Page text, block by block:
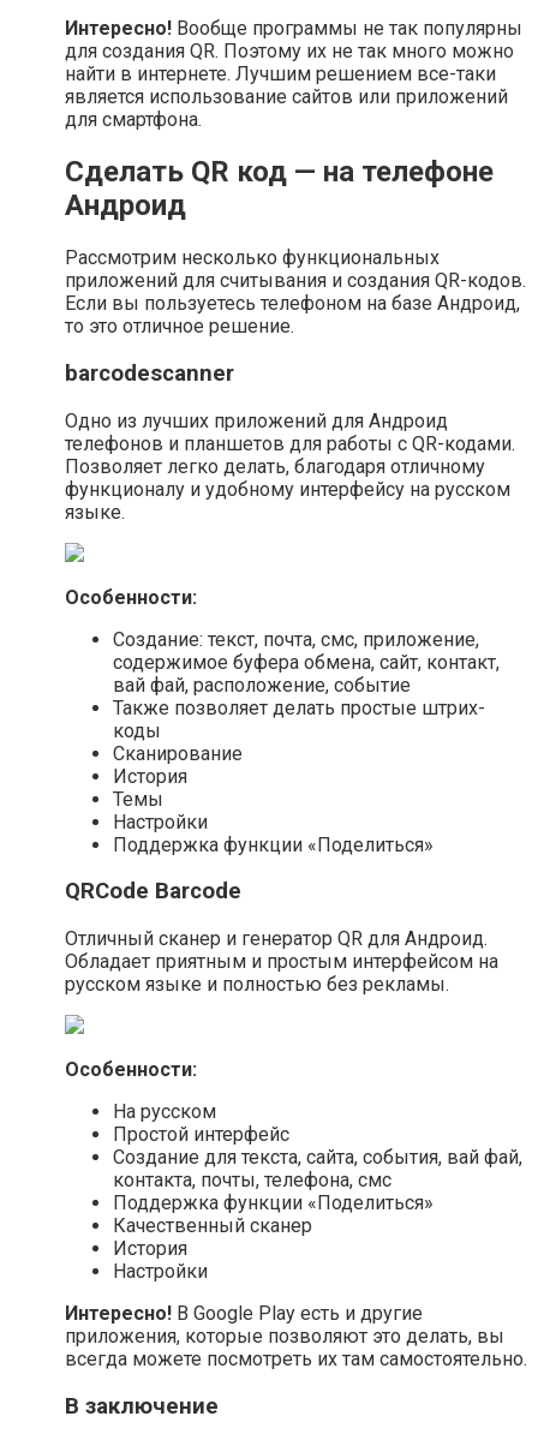
Интересно! Вообще программы не так популярны
для создания QR. Поэтому их не так много можно
найти в интернете. Лучшим решением все-таки
является использование сайтов или приложений
для смартфона.
Сделать QR код — на телефоне
Андроид
Рассмотрим несколько функциональных
приложений для считывания и создания QR-кодов.
Если вы пользуетесь телефоном на базе Андроид,
то это отличное решение.
barcodescanner
Одно из лучших приложений для Андроид
телефонов и планшетов для работы с QR-кодами.
Позволяет легко делать, благодаря отличному
функционалу и удобному интерфейсу на русском
языке.
Особенности:
Создание: текст, почта, смс, приложение,
содержимое буфера обмена, сайт, контакт,
вай фай, расположение, событие
Также позволяет делать простые штрих-
коды
Сканирование
История
Темы
Настройки
Поддержка функции «Поделиться»
QRCode Barcode
Отличный сканер и генератор QR для Андроид.
Обладает приятным и простым интерфейсом на
русском языке и полностью без рекламы.
Особенности:
На русском
Простой интерфейс
Создание для текста, сайта, события, вай фай,
контакта, почты, телефона, смс
Поддержка функции «Поделиться»
Качественный сканер
История
Настройки
Интересно! В Google Play есть и другие
приложения, которые позволяют это делать, вы
всегда можете посмотреть их там самостоятельно.
В заключение